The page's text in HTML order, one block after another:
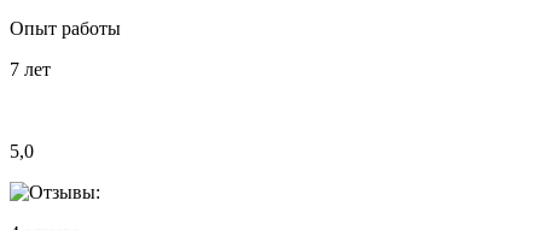
Опыт работы
7 лет
5,0